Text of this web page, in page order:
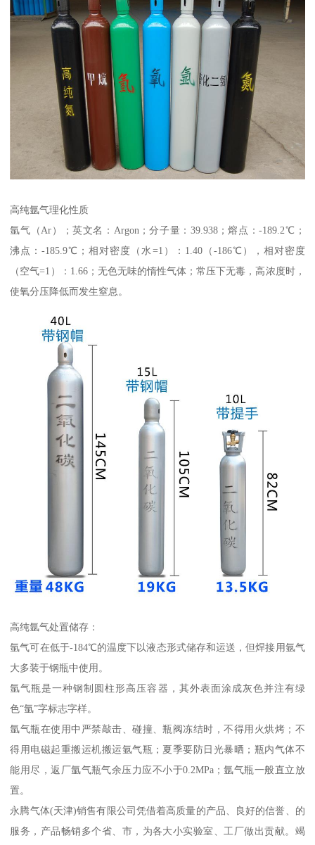
高纯氩气理化性质
氩气（Ar）；英文名：Argon；分子量：39.938；熔点：-189.2℃；
沸点：-185.9℃；相对密度（水=1）：1.40（-186℃），相对密度
（空气=1）：1.66；无色无味的惰性气体；常压下无毒，高浓度时，
使氧分压降低而发生窒息。
高纯氩气处置储存：
氩气可在低于-184℃的温度下以液态形式储存和运送，但焊接用氩气
大多装于钢瓶中使用。
氩气瓶是一种钢制圆柱形高压容器，其外表面涂成灰色并注有绿
色“氩”字标志字样。
氩气瓶在使用中严禁敲击、碰撞、瓶阀冻结时，不得用火烘烤；不
得用电磁起重搬运机搬运氩气瓶；夏季要防日光暴晒；瓶内气体不
能用尽，返厂氩气瓶气余压力应不小于0.2MPa；氩气瓶一般直立放
置。
永腾气体(天津)销售有限公司凭借着高质量的产品、良好的信誉、的
服务，产品畅销多个省、市，为各大小实验室、工厂做出贡献。竭